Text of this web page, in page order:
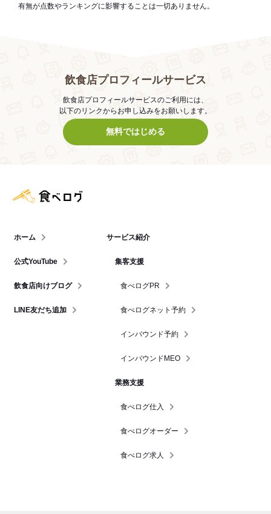
有無が点数やランキングに影響することは一切ありません。
飲食店プロフィールサービス
飲食店プロフィールサービスのご利用には、
以下のリンクからお申し込みをお願いします。
無料ではじめる
ホーム
公式YouTube
飲食店向けブログ
LINE友だち追加
サービス紹介
集客支援
食べログPR
食べログネット予約
インバウンド予約
インバウンドMEO
業務支援
食べログ仕入
食べログオーダー
食べログ求人